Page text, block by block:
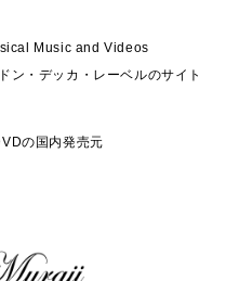
Music and Videos
ン・デッカ・レーベルのサイト
の国内発売元